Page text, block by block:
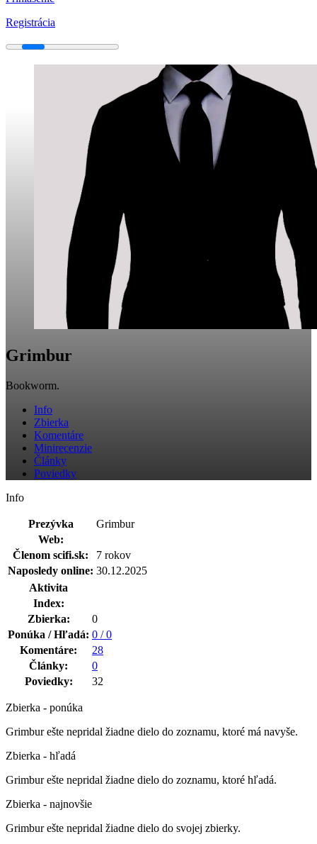
Registrácia
Grimbur
Bookworm.
Info
Zbierka
Komentáre
Minirecenzie
Články
Poviedky
Info
Prezývka
Grimbur
Web:
Členom scifi.sk:
7 rokov
Naposledy online: 30.12.2025
Aktivita
Index:
Zbierka:
0
Ponúka / Hľadá: 0 / 0
Komentáre:
28
Články:
0
Poviedky:
32
Zbierka - ponúka
Grimbur ešte nepridal žiadne dielo do zoznamu, ktoré má navyše.
Zbierka - hľadá
Grimbur ešte nepridal žiadne dielo do zoznamu, ktoré hľadá.
Zbierka - najnovšie
Grimbur ešte nepridal žiadne dielo do svojej zbierky.